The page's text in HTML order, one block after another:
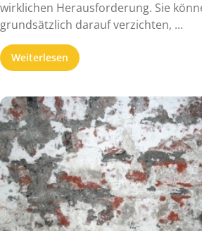
wirklichen Herausforderung. Sie
grundsätzlich darauf verzichten, ...
Weiterlesen